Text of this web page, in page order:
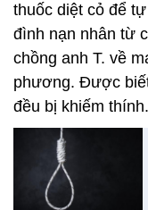
thuốc diệt cỏ để
đình nạn nhân từ
chồng anh T. về
phương. Được
đều bị khiếm thính.